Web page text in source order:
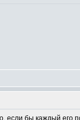
бы каждый